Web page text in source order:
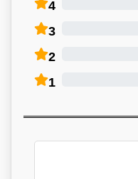
4
3
2
1